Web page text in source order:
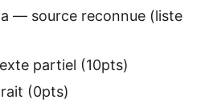
— source reconnue (liste
partiel (10pts)
(0pts)